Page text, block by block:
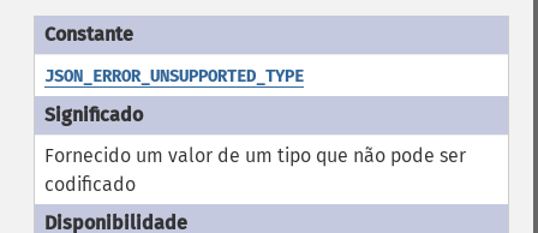
JSON_ERROR_UNSUPPORTED_TYPE
Fornecido um valor de um tipo que não pode ser
codificado